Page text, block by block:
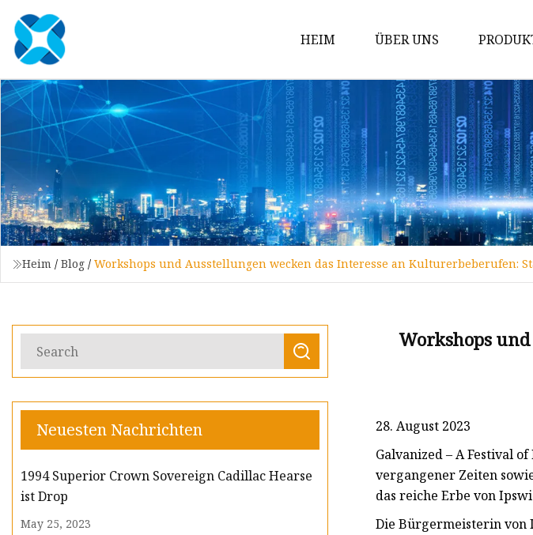
HEIM ÜBER UNS
Heim / Blog / Workshops und Ausstellungen wecken das Interesse an Kulturerbeberufen:
Neuesten Nachrichten
1994 Superior Crown Sovereign Cadillac Hearse
ist Drop
May 25, 2023
Workshops
28. August 2023
Galvanized – A Festival
vergangener Zeiten
das reiche Erbe von
Die Bürgermeisterin von